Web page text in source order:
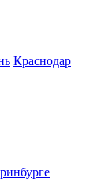
Краснодар